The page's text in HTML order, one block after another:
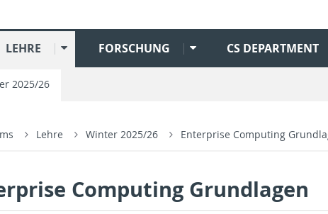
LEHRE FORSCHUNG CS DEPARTMENT
2025/26
Lehre Winter 2025/26 Enterprise Computing
Computing Grundlagen